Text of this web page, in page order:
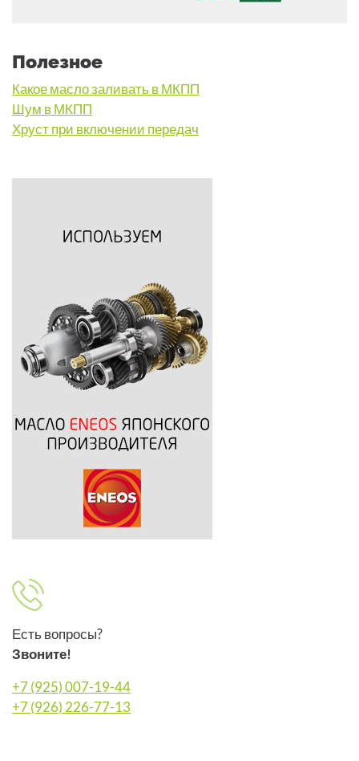
Полезное
Какое масло заливать в МКПП
Шум в МКПП
Хруст при включении передач
Есть вопросы?
Звоните!
+7 (925) 007-19-44
+7 (926) 226-77-13